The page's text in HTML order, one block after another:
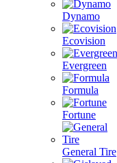
Dynamo
Ecovision
Evergreen
Formula
Fortune
General Tire